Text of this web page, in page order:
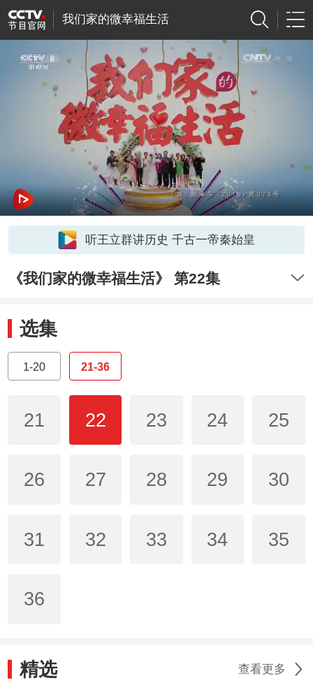
我们家的微幸福生活
听王立群讲历史 千古一帝秦始皇
《我们家的微幸福生活》 第22集
选集
1-20 21-36
21 22 23 24 25
26 27 28 29 30
31 32 33 34 35
36
精选 查看更多